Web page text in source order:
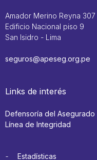
Amador Merino Reyna 307
Edificio Nacional piso 9
San Isidro - Lima
seguros@apeseg.org.pe
Links de interés
Defensoría del Asegurado
Línea de Integridad
Estadísticas